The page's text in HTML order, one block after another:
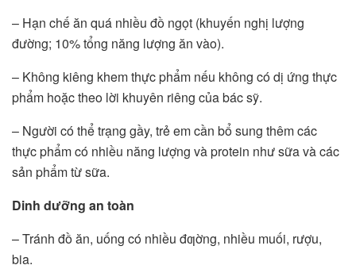
– Hạn chế ăn quá nhiều đồ ngọt (khuyến nghị lượng
đường; 10% tổng năng lượng ăn vào).
– Không kiêng khem thực phẩm nếu không có dị ứng thực
phẩm hoặc theo lời khuyên riêng của bác sỹ.
– Người có thể trạng gầy, trẻ em cần bổ sung thêm các
thực phẩm có nhiều năng lượng và protein như sữa và các
sản phẩm từ sữa.
Dinh dưỡng an toàn
– Tránh đồ ăn, uống có nhiều đƣờng, nhiều muối, rượu,
bia.